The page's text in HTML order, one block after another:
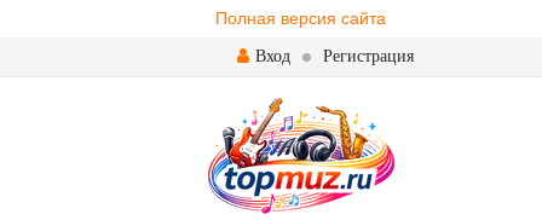
Полная версия сайта
Вход Регистрация